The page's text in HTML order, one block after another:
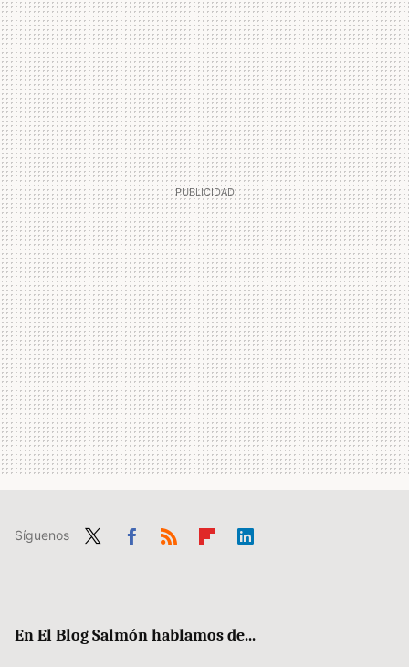
Síguenos
En El Blog Salmón hablamos de...